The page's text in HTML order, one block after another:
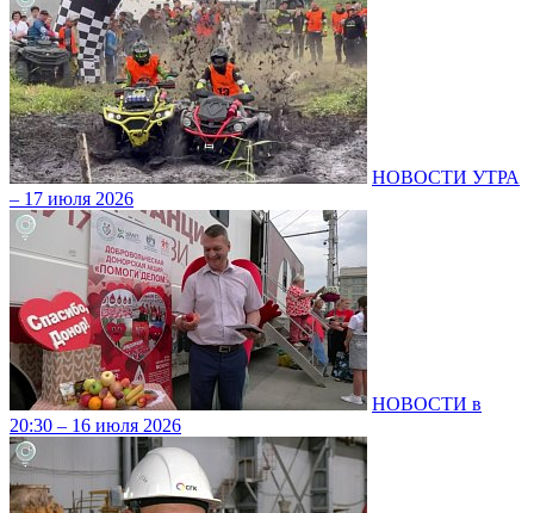
НОВОСТИ УТРА
– 17 июля 2026
НОВОСТИ в
20:30 – 16 июля 2026